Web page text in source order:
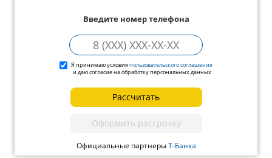
Введите номер телефона
Я принимаю условияпользовательского соглашения
и даю согласие на обработку персональных данных
Рассчитать
Оформить рассрочку
Официальные партнерыТ-Банка